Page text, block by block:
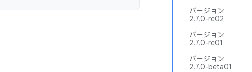
バージョン
2.7.0-rc02
バージョン
2.7.0-rc01
バージョン
2.7.0-beta01